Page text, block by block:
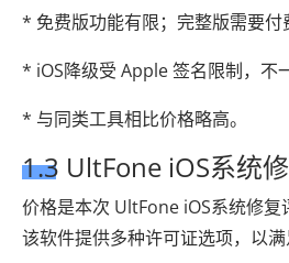
* 免费版功能有限；完整版需要付
* iOS降级受 Apple 签名限制，不
* 与同类工具相比价格略高。
1.3 UltFone iOS系统
价格是本次 UltFone iOS系统修复
该软件提供多种许可证选项，以满